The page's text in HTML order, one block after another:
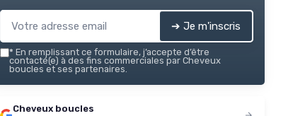
➔ Je m'inscris
* En remplissant ce formulaire, j’accepte d’être
contacté(e) à des fins commerciales par Cheveux
boucles et ses partenaires.
Cheveux boucles